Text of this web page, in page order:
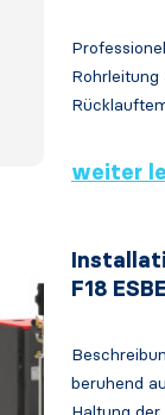
weiter
F18
beruhend